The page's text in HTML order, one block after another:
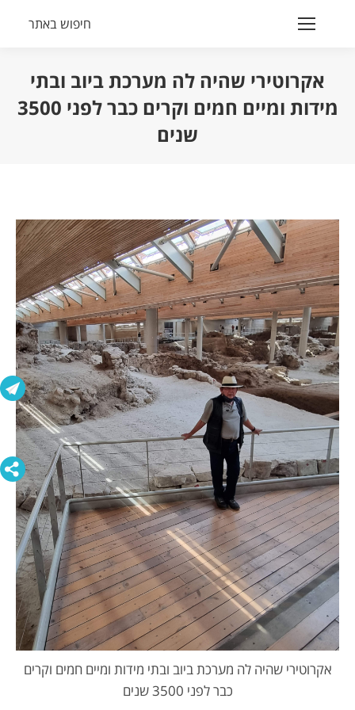
Search:
חיפוש באתר
אקרוטירי שהיה לה מערכת ביוב ובתי
מידות ומיים חמים וקרים כבר לפני 3500
שנים
אקרוטירי שהיה לה מערכת ביוב ובתי מידות ומיים חמים וקרים
כבר לפני 3500 שנים